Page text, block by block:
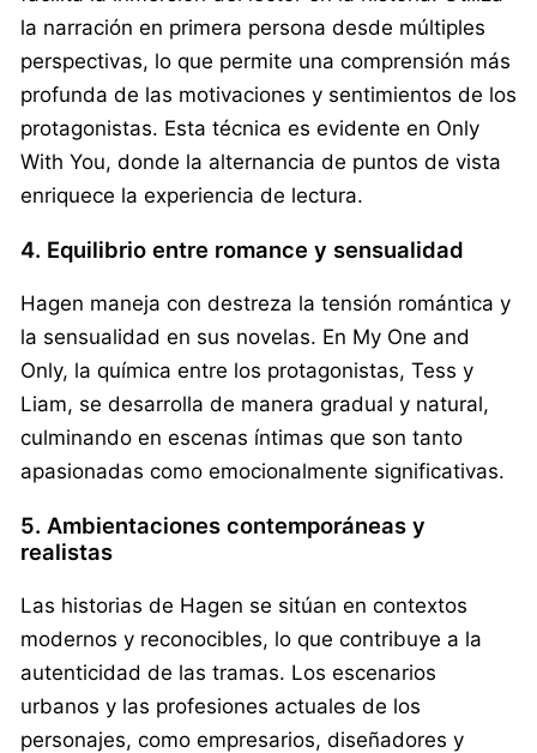
la narración en primera persona desde múltiples
perspectivas, lo que permite una comprensión más
profunda de las motivaciones y sentimientos de los
protagonistas. Esta técnica es evidente en Only
With You, donde la alternancia de puntos de vista
enriquece la experiencia de lectura.
4. Equilibrio entre romance y sensualidad
Hagen maneja con destreza la tensión romántica y
la sensualidad en sus novelas. En My One and
Only, la química entre los protagonistas, Tess y
Liam, se desarrolla de manera gradual y natural,
culminando en escenas íntimas que son tanto
apasionadas como emocionalmente significativas.
5. Ambientaciones contemporáneas y
realistas
Las historias de Hagen se sitúan en contextos
modernos y reconocibles, lo que contribuye a la
autenticidad de las tramas. Los escenarios
urbanos y las profesiones actuales de los
personajes, como empresarios, diseñadores y